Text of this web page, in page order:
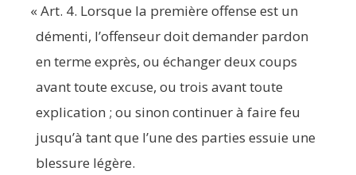
« Art. 4. Lorsque la pre­mière offense est un
démen­ti, l’offenseur doit deman­der par­don
en terme exprès, ou échan­ger deux coups
avant toute excuse, ou trois avant toute
expli­ca­tion ; ou sinon conti­nuer à faire feu
jusqu’à tant que l’une des par­ties essuie une
bles­sure légère.